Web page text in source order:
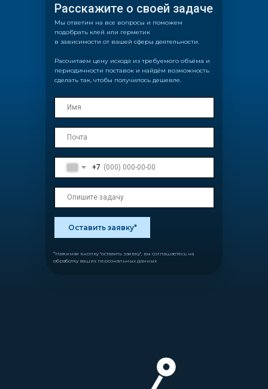
Расскажите о своей задаче
+7
Оставить заявку*
Мы ответим на все вопросы и поможем
подобрать клей или герметик
в зависимости от вашей сферы деятельности.
Рассчитаем цену исходя из требуемого объёма и
периодичности поставок и найдём возможность
сделать так, чтобы получилось дешевле.
*Нажимая кнопку "оставить заявку", вы соглашаетесь на
обработку ваших персональных данных